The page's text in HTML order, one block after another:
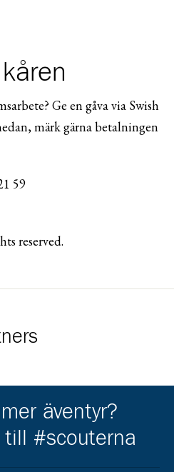
Ge en gåva via Swish
märk gärna betalningen
59
reserved.
äventyr?
till #scouterna